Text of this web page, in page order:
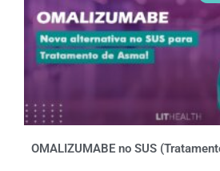
OMALIZUMABE no SUS